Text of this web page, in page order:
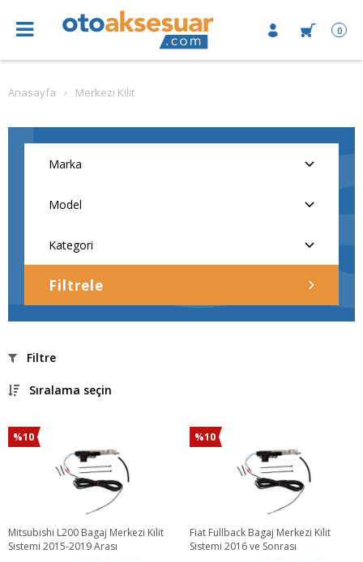
0
Anasayfa Merkezi Kilit
Filtrele
Filtre
Sıralama seçin
%10
Mitsubishi L200 Bagaj Merkezi Kilit
Sistemi 2015-2019 Arası
%10
Fiat Fullback Bagaj Merkezi Kilit
Sistemi 2016 ve Sonrası